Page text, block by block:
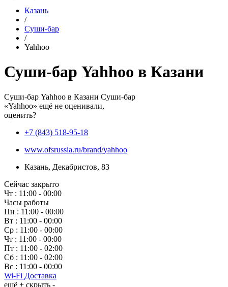
Казань
/
Суши-бар
/
Yahhoo
Суши-бар Yahhoo в Казани
Суши-бар Yahhoo в Казани Суши-бар
«Yahhoo» ещё не оценивали,
оценить?
+7 (843) 518-95-18
www.ofsrussia.ru/brand/yahhoo
Казань, Декабристов, 83
Сейчас закрыто
Чт : 11:00 - 00:00
Часы работы
Пн : 11:00 - 00:00
Вт : 11:00 - 00:00
Ср : 11:00 - 00:00
Чт : 11:00 - 00:00
Пт : 11:00 - 02:00
Сб : 11:00 - 02:00
Вс : 11:00 - 00:00
Wi-Fi Доставка
ещё + скрыть -